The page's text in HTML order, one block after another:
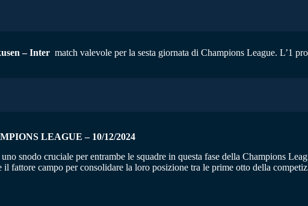
– Inter match valevole per la sesta giornata di Champions League. L’1
LEAGUE – 10/12/2024
snodo cruciale per entrambe le squadre in questa fase della Champions
il fattore campo per consolidare la loro posizione tra le prime otto della